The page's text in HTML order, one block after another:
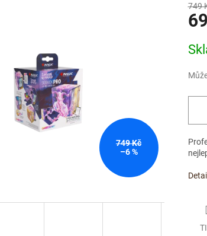
749 Kč
–6 %
749
cena: